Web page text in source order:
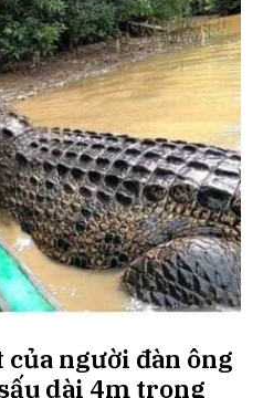
người đàn ông
dài 4m trong